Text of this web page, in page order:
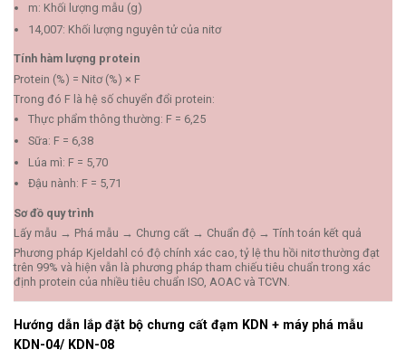
m: Khối lượng mẫu (g)
14,007: Khối lượng nguyên tử của nitơ
Tính hàm lượng protein
Protein (%) = Nitơ (%) × F
Trong đó F là hệ số chuyển đổi protein:
Thực phẩm thông thường: F = 6,25
Sữa: F = 6,38
Lúa mì: F = 5,70
Đậu nành: F = 5,71
Sơ đồ quy trình
Lấy mẫu → Phá mẫu → Chưng cất → Chuẩn độ → Tính toán kết quả
Phương pháp Kjeldahl có độ chính xác cao, tỷ lệ thu hồi nitơ thường đạt
trên 99% và hiện vẫn là phương pháp tham chiếu tiêu chuẩn trong xác
định protein của nhiều tiêu chuẩn ISO, AOAC và TCVN.
Hướng dẫn lắp đặt bộ chưng cất đạm KDN + máy phá mẫu
KDN-04/ KDN-08